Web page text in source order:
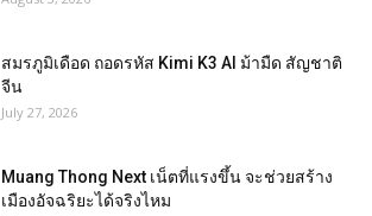
สมรภูมิเดือด ถอดรหัส Kimi K3 AI ม้ามืด สัญชาติ
จีน
July 27, 2026
Muang Thong Next เน็ตที่แรงขึ้น จะช่วยสร้าง
เมืองอัจฉริยะได้จริงไหม